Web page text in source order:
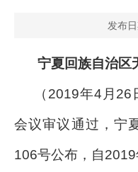
发布
宁夏回族自治区
（2019年4月
会议审议通过，宁
106号公布，自